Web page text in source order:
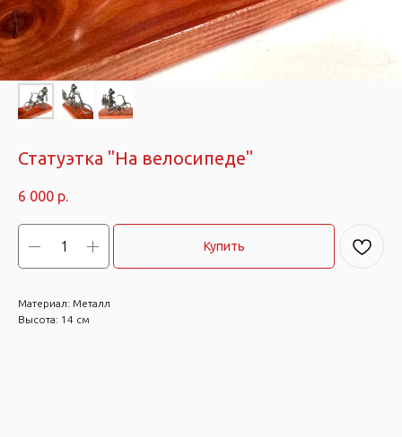
Статуэтка "На велосипеде"
6 000 р.
Купить
Материал: Металл
Высота: 14 см